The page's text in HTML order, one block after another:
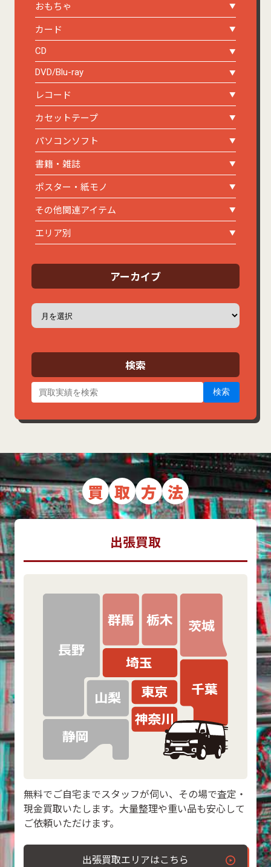
おもちゃ
カード
CD
DVD/Blu-ray
レコード
カセットテープ
パソコンソフト
書籍・雑誌
ポスター・紙モノ
その他関連アイテム
エリア別
アーカイブ
ア
カ
ブ
検索
検索
買 取 方 法
出張買取
無料でご自宅までスタッフが伺い、その場で査定・
現金買取いたします。大量整理や重い品も安心して
ご依頼いただけます。
出張買取エリアはこちら